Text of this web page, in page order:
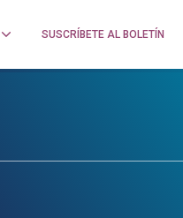
SUSCRÍBETE AL BOLETÍN